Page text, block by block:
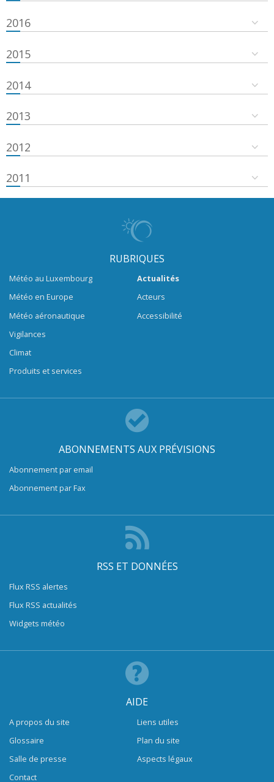
2016
2015
2014
2013
2012
2011
RUBRIQUES
Météo au Luxembourg
Météo en Europe
Météo aéronautique
Vigilances
Climat
Produits et services
Actualités
Acteurs
Accessibilité
ABONNEMENTS AUX PRÉVISIONS
Abonnement par email
Abonnement par Fax
RSS ET DONNÉES
Flux RSS alertes
Flux RSS actualités
Widgets météo
AIDE
A propos du site
Glossaire
Salle de presse
Contact
Liens utiles
Plan du site
Aspects légaux